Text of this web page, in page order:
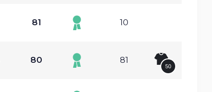
81 10
80 81
50